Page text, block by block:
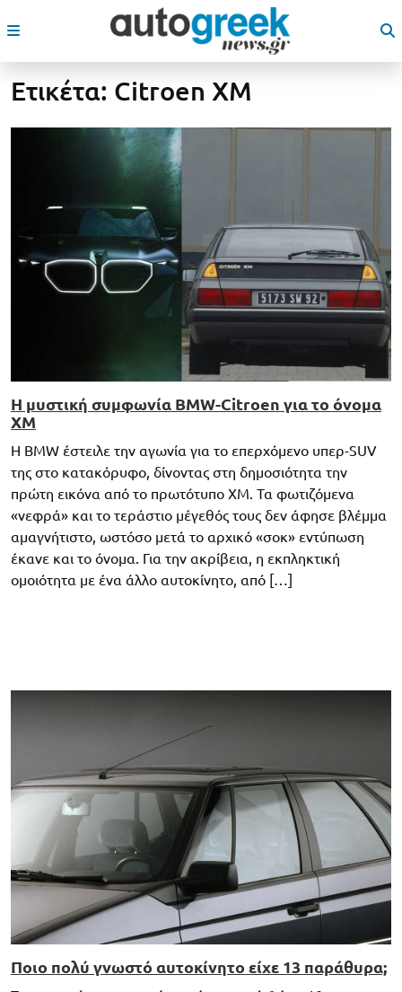
Ετικέτα: Citroen XM
Η μυστική συμφωνία BMW-Citroen για το όνομα
XM
Η BMW έστειλε την αγωνία για το επερχόμενο υπερ-SUV
της στο κατακόρυφο, δίνοντας στη δημοσιότητα την
πρώτη εικόνα από το πρωτότυπο XM. Τα φωτιζόμενα
«νεφρά» και το τεράστιο μέγεθός τους δεν άφησε βλέμμα
αμαγνήτιστο, ωστόσο μετά το αρχικό «σοκ» εντύπωση
έκανε και το όνομα. Για την ακρίβεια, η εκπληκτική
ομοιότητα με ένα άλλο αυτοκίνητο, από […]
Ποιο πολύ γνωστό αυτοκίνητο είχε 13 παράθυρα;